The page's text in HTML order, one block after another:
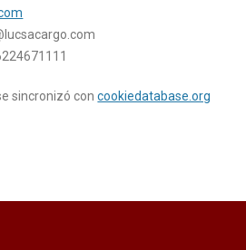
lucsacargo.com
sincronizó concookiedatabase.org